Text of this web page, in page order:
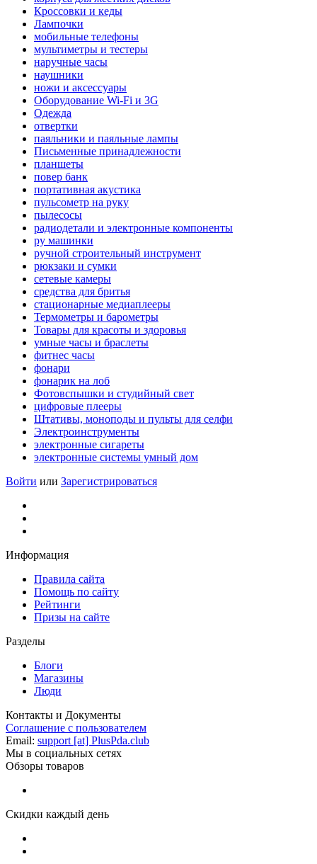
Кроссовки и кеды
Лампочки
мобильные телефоны
мультиметры и тестеры
наручные часы
наушники
ножи и аксессуары
Оборудование Wi-Fi и 3G
Одежда
отвертки
паяльники и паяльные лампы
Письменные принадлежности
планшеты
повер банк
портативная акустика
пульсометр на руку
пылесосы
радиодетали и электронные компоненты
ру машинки
ручной строительный инструмент
рюкзаки и сумки
сетевые камеры
средства для бритья
стационарные медиаплееры
Термометры и барометры
Товары для красоты и здоровья
умные часы и браслеты
фитнес часы
фонари
фонарик на лоб
Фотовспышки и студийный свет
цифровые плееры
Штативы, моноподы и пульты для селфи
Электроинструменты
электронные сигареты
электронные системы умный дом
Войти или Зарегистрироваться
Информация
Правила сайта
Помощь по сайту
Рейтинги
Призы на сайте
Разделы
Блоги
Магазины
Люди
Контакты и Документы
Соглашение с пользователем
Email: support [at] PlusPda.club
Мы в социальных сетях
Обзоры товаров
Скидки каждый день